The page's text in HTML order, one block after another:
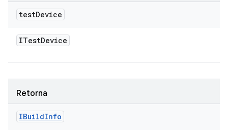
testDevice
ITestDevice
Retorna
IBuildInfo